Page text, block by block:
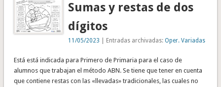
Sumas y restas de dos
dígitos
11/05/2023 | Entradas archivadas:Oper. Variadas
Está está indicada para Primero de Primaria para el caso de
alumnos que trabajan el método ABN. Se tiene que tener en cuenta
que contiene restas con las «llevadas» tradicionales, las cuales no